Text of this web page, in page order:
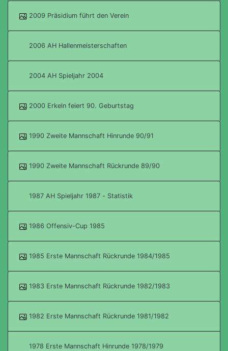
2009 Präsidium führt den Verein
2006 AH Hallenmeisterschaften
2004 AH Spieljahr 2004
2000 Erkeln feiert 90. Geburtstag
1990 Zweite Mannschaft Hinrunde 90/91
1990 Zweite Mannschaft Rückrunde 89/90
1987 AH Spieljahr 1987 - Statistik
1986 Offensiv-Cup 1985
1985 Erste Mannschaft Rückrunde 1984/1985
1983 Erste Mannschaft Rückrunde 1982/1983
1982 Erste Mannschaft Rückrunde 1981/1982
1978 Erste Mannschaft Hinrunde 1978/1979